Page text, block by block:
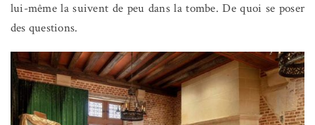
lui-même la suivent de peu dans la tombe. De quoi se poser
des questions.